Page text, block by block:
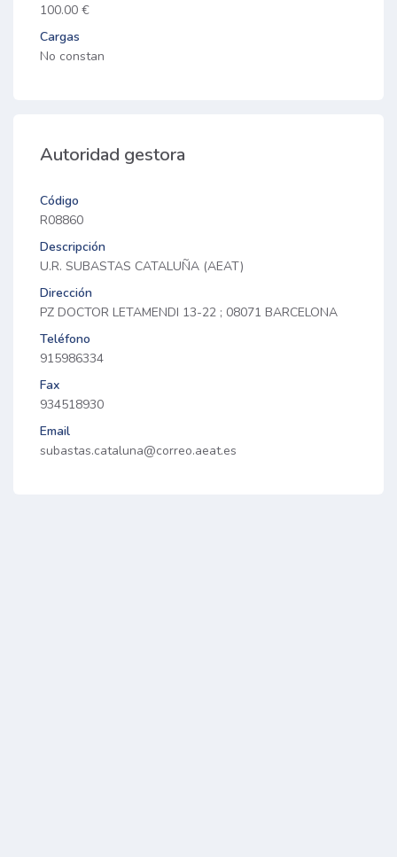
100.00 €
Cargas
No constan
Autoridad gestora
Código
R08860
Descripción
U.R. SUBASTAS CATALUÑA (AEAT)
Dirección
PZ DOCTOR LETAMENDI 13-22 ; 08071 BARCELONA
Teléfono
915986334
Fax
934518930
Email
subastas.cataluna@correo.aeat.es